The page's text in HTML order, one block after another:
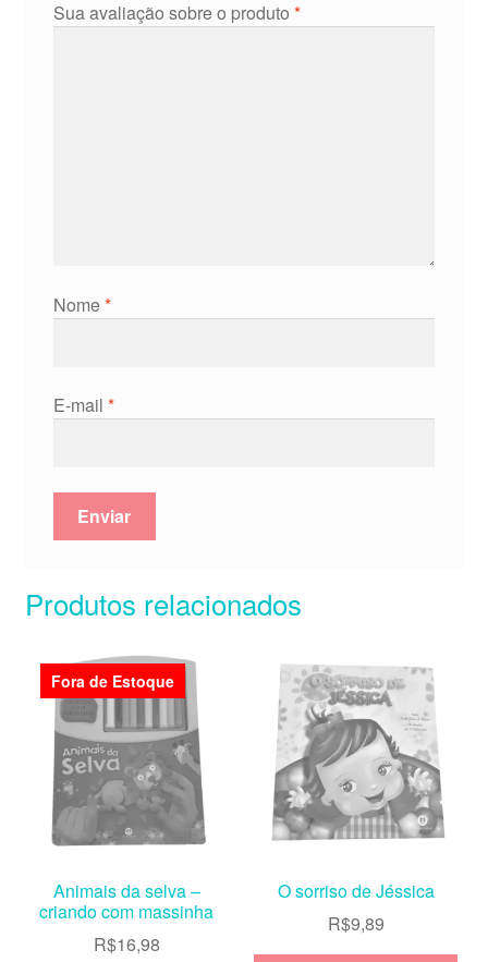
Sua avaliação sobre o produto *
Nome*
E-mail *
Produtos relacionados
Fora de Estoque
Animais da selva –
criando com massinha
R$16,98
O sorriso de Jéssica
R$9,89